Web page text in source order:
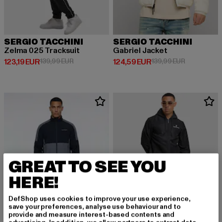
SERGIO TACCHINI
Zelma 025 Tracksuit
123,19 EUR
Derzeitiger Preis: 123,19 EUR
139,99 EURAktionspreis: 139,99 EUR
SERGIO TACCHINI
Gabriel Jacket
124,59 EUR
Derzeitiger Preis: 124,59 EUR
139,99 EUR
GREAT TO SEE YOU
HERE!
DefShop uses cookies to improve your use experience,
save your preferences, analyse use behaviour and to
provide and measure interest-based contents and